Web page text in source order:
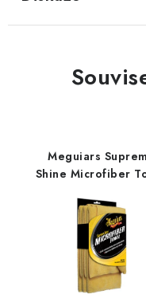
Meguiars
Shine Microfiber
mikrovláknová